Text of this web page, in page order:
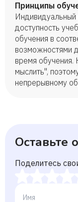
Принципы
доступность
обучения в
возможностями
время
мыслить",
непрерывному
Оставьте
Поделитесь